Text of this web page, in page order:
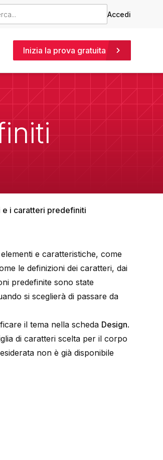
Accedi
Inizia la prova gratuita
i caratteri predefiniti
e caratteristiche, come
le definizioni dei caratteri, dai
predefinite sono state
si sceglierà di passare da
il tema nella scheda Design.
di caratteri scelta per il corpo
non è già disponibile